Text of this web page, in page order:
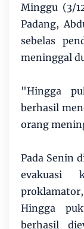
Minggu (3/
Padang,
sebelas
meninggal
"Hingga
berhasil
orang
Pada Senin
evakuasi
Hingga
berhasil